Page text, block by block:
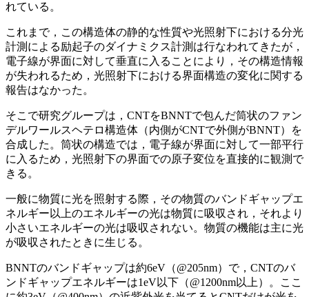
れている。
これまで，この構造体の静的な性質や光照射下における分光
計測による励起子のダイナミクス計測は行なわれてきたが，
電子線が界面に対して垂直に入ることにより，その構造情報
が失われるため，光照射下における界面構造の変化に関する
報告はなかった。
そこで研究グループは，CNTをBNNTで包んだ筒状のファン
デルワールスヘテロ構造体（内側がCNTで外側がBNNT）を
合成した。筒状の構造では，電子線が界面に対して一部平行
に入るため，光照射下の界面での原子変位を直接的に観測で
きる。
一般に物質に光を照射する際，その物質のバンドギャップエ
ネルギー以上のエネルギーの光は物質に吸収され，それより
小さいエネルギーの光は吸収されない。物質の機能は主に光
が吸収されたときに生じる。
BNNTのバンドギャップは約6eV（@205nm）で，CNTのバ
ンドギャップエネルギーは1eV以下（@1200nm以上）。ここ